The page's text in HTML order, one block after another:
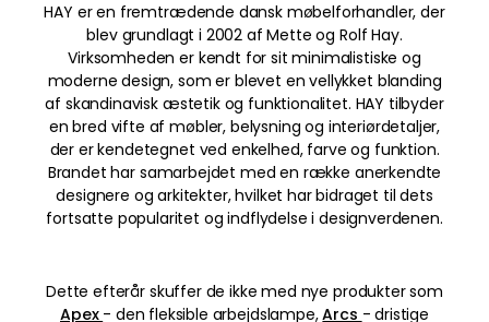
HAY er en fremtrædende dansk møbelforhandler, der
blev grundlagt i 2002 af Mette og Rolf Hay.
Virksomheden er kendt for sit minimalistiske og
moderne design, som er blevet en vellykket blanding
af skandinavisk æstetik og funktionalitet. HAY tilbyder
en bred vifte af møbler, belysning og interiørdetaljer,
der er kendetegnet ved enkelhed, farve og funktion.
Brandet har samarbejdet med en række anerkendte
designere og arkitekter, hvilket har bidraget til dets
fortsatte popularitet og indflydelse i designverdenen.
Dette efterår skuffer de ikke med nye produkter som
Apex - den fleksible arbejdslampe,Arcs - dristige